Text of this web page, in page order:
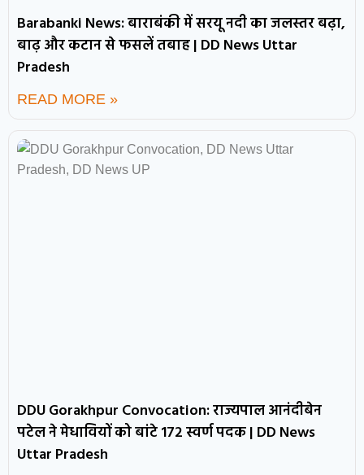
Barabanki News: बाराबंकी में सरयू नदी का जलस्तर बढ़ा,
बाढ़ और कटान से फसलें तबाह | DD News Uttar
Pradesh
READ MORE »
DDU Gorakhpur Convocation: राज्यपाल आनंदीबेन
पटेल ने मेधावियों को बांटे 172 स्वर्ण पदक | DD News
Uttar Pradesh